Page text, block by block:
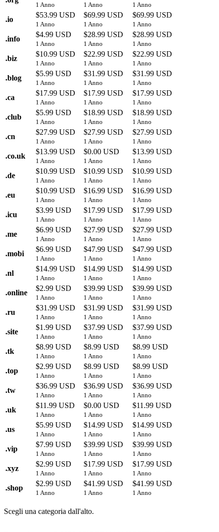
1 Anno 1 Anno 1 Anno
.io
$53.99 USD
1 Anno
$69.99 USD
1 Anno
$69.99 USD
1 Anno
.info
$4.99 USD
1 Anno
$28.99 USD
1 Anno
$28.99 USD
1 Anno
.biz
$10.99 USD
1 Anno
$22.99 USD
1 Anno
$22.99 USD
1 Anno
.blog
$5.99 USD
1 Anno
$31.99 USD
1 Anno
$31.99 USD
1 Anno
.ca
$17.99 USD
1 Anno
$17.99 USD
1 Anno
$17.99 USD
1 Anno
.club
$5.99 USD
1 Anno
$18.99 USD
1 Anno
$18.99 USD
1 Anno
.cn
$27.99 USD
1 Anno
$27.99 USD
1 Anno
$27.99 USD
1 Anno
.co.uk
$13.99 USD
1 Anno
$0.00 USD
1 Anno
$13.99 USD
1 Anno
.de
$10.99 USD
1 Anno
$10.99 USD
1 Anno
$10.99 USD
1 Anno
.eu
$10.99 USD
1 Anno
$16.99 USD
1 Anno
$16.99 USD
1 Anno
.icu
$3.99 USD
1 Anno
$17.99 USD
1 Anno
$17.99 USD
1 Anno
.me
$6.99 USD
1 Anno
$27.99 USD
1 Anno
$27.99 USD
1 Anno
.mobi
$6.99 USD
1 Anno
$47.99 USD
1 Anno
$47.99 USD
1 Anno
.nl
$14.99 USD
1 Anno
$14.99 USD
1 Anno
$14.99 USD
1 Anno
.online
$2.99 USD
1 Anno
$39.99 USD
1 Anno
$39.99 USD
1 Anno
.ru
$31.99 USD
1 Anno
$31.99 USD
1 Anno
$31.99 USD
1 Anno
.site
$1.99 USD
1 Anno
$37.99 USD
1 Anno
$37.99 USD
1 Anno
.tk
$8.99 USD
1 Anno
$8.99 USD
1 Anno
$8.99 USD
1 Anno
.top
$2.99 USD
1 Anno
$8.99 USD
1 Anno
$8.99 USD
1 Anno
.tw
$36.99 USD
1 Anno
$36.99 USD
1 Anno
$36.99 USD
1 Anno
.uk
$11.99 USD
1 Anno
$0.00 USD
1 Anno
$11.99 USD
1 Anno
.us
$5.99 USD
1 Anno
$14.99 USD
1 Anno
$14.99 USD
1 Anno
.vip
$7.99 USD
1 Anno
$39.99 USD
1 Anno
$39.99 USD
1 Anno
.xyz
$2.99 USD
1 Anno
$17.99 USD
1 Anno
$17.99 USD
1 Anno
.shop
$2.99 USD
1 Anno
$41.99 USD
1 Anno
$41.99 USD
1 Anno
Scegli una categoria dall'alto.